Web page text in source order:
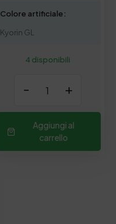
Colore artificiale:
Kyorin GL
4 disponibili
- +
Aggiungi al
carrello